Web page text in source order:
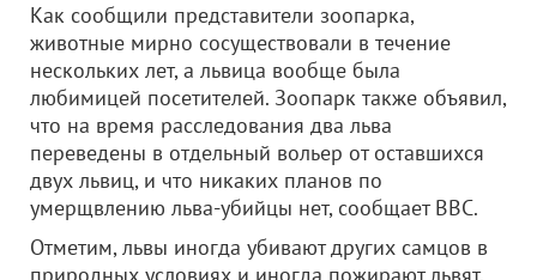
Как сообщили представители зоопарка,
животные мирно сосуществовали в течение
нескольких лет, а львица вообще была
любимицей посетителей. Зоопарк также объявил,
что на время расследования два льва
переведены в отдельный вольер от оставшихся
двух львиц, и что никаких планов по
умерщвлению льва-убийцы нет, сообщает ВВС.
Отметим, львы иногда убивают других самцов в